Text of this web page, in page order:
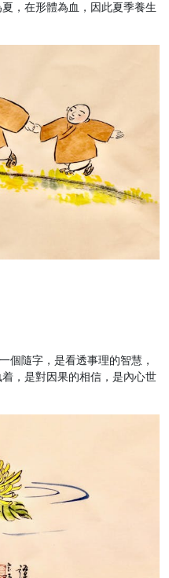
，在形體為血，因此夏季養生
個隨字，是看透事理的智慧，
，是對因果的相信，是內心世